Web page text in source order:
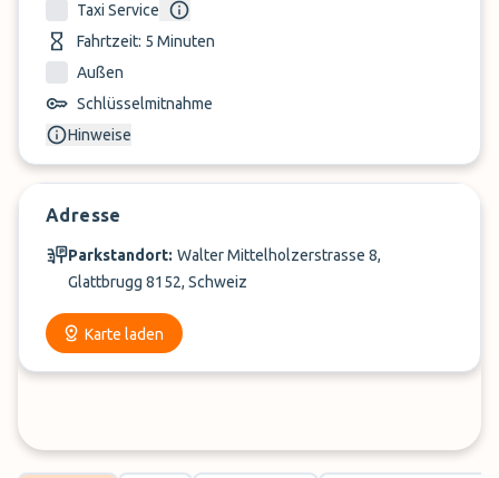
Taxi Service
Fahrtzeit: 5 Minuten
Außen
Schlüsselmitnahme
Hinweise
Adresse
Parkstandort: Walter Mittelholzerstrasse 8,
Glattbrugg 8152, Schweiz
Karte laden